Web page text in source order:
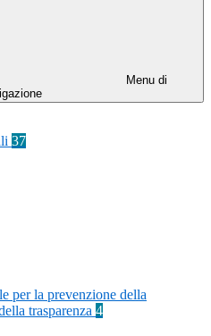
Menu di
37
per la prevenzione della
trasparenza 4